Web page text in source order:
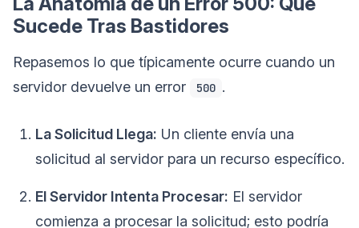
Sucede Tras Bastidores
Repasemos lo que típicamente ocurre cuando un
servidor devuelve un error
500 .
La Solicitud Llega: Un cliente envía una
solicitud al servidor para un recurso específico.
El Servidor Intenta Procesar: El servidor
comienza a procesar la solicitud; esto podría